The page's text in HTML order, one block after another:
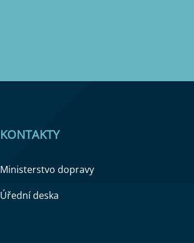
KONTAKTY
Ministerstvo dopravy
Úřední deska